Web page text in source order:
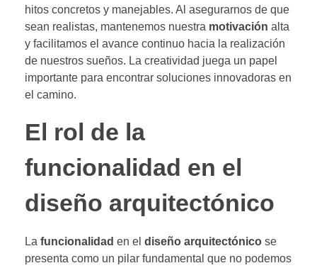
hitos concretos y manejables. Al asegurarnos de que
sean realistas, mantenemos nuestra motivación alta
y facilitamos el avance continuo hacia la realización
de nuestros sueños. La creatividad juega un papel
importante para encontrar soluciones innovadoras en
el camino.
El rol de la
funcionalidad en el
diseño arquitectónico
La funcionalidad en el diseño arquitectónico se
presenta como un pilar fundamental que no podemos